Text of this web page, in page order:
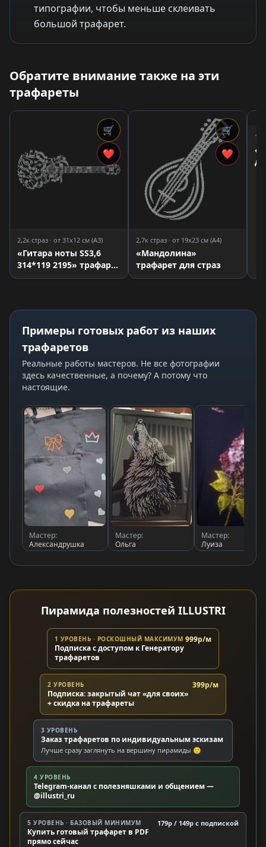
типографии, чтобы меньше склеивать
большой трафарет.
Обратите внимание также на эти
трафареты
🛒
❤
2,2к страз · от 31x12 см (A3)
«Гитара ноты SS3,6
314*119 2195» трафарет
для страз
🛒
❤
2,7к страз · от 19x23 см (A4)
«Мандолина»
трафарет для страз
Примеры готовых работ из наших
трафаретов
Реальные работы мастеров. Не все фотографии
здесь качественные, а почему? А потому что
настоящие.
Мастер:
Александрушка
Мастер:
Ольга
Мастер:
Луиза
Пирамида полезностей ILLUSTRI
1 УРОВЕНЬ · РОСКОШНЫЙ МАКСИМУМ
Подписка с доступом к Генератору
трафаретов
999р/м
2 УРОВЕНЬ
Подписка: закрытый чат «для своих»
+ скидка на трафареты
399р/м
3 УРОВЕНЬ
Заказ трафаретов по индивидуальным эскизам
Лучше сразу заглянуть на вершину пирамиды 🙂
4 УРОВЕНЬ
Telegram-канал с полезняшками и общением —
@illustri_ru
5 УРОВЕНЬ · БАЗОВЫЙ МИНИМУМ
Купить готовый трафарет в PDF
прямо сейчас
179р / 149р c подпиской